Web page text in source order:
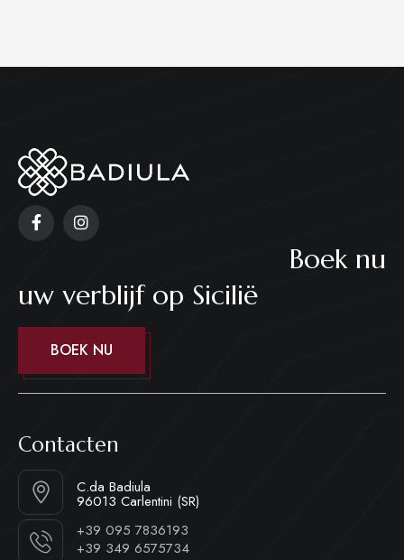
Boek nu
uw verblijf op Sicilië
BOEK NU
Contacten
C.da Badiula
96013 Carlentini (SR)
+39 095 7836193
+39 349 6575734